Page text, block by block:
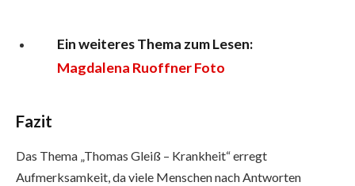
Ein weiteres Thema zum Lesen:
Magdalena Ruoffner Foto
Fazit
Das Thema „Thomas Gleiß – Krankheit“ erregt
Aufmerksamkeit, da viele Menschen nach Antworten